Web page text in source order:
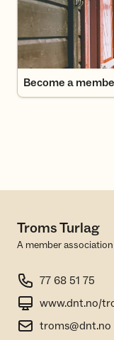
Become a
Troms Turlag
A member
77 68 51 75
www.dnt.no/
troms@dnt.no